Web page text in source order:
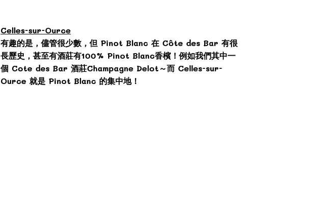
Celles-sur-Ource
有趣的是，儘管很少數，但 Pinot Blanc 在 Côte des Bar 有很
長歷史，甚至有酒莊有100% Pinot Blanc香檳！例如我們其中一
個 Cote des Bar 酒莊Champagne Delot～而 Celles-sur-
Ource 就是 Pinot Blanc 的集中地！